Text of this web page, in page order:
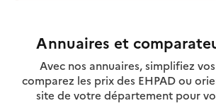
Annuaires et
Avec nos annuaires, simplifiez
comparez les prix des EHPAD ou
site de votre département pour